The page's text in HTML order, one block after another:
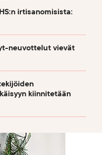
irtisanomisista:
neuvottelut vievät
kiinnitetään